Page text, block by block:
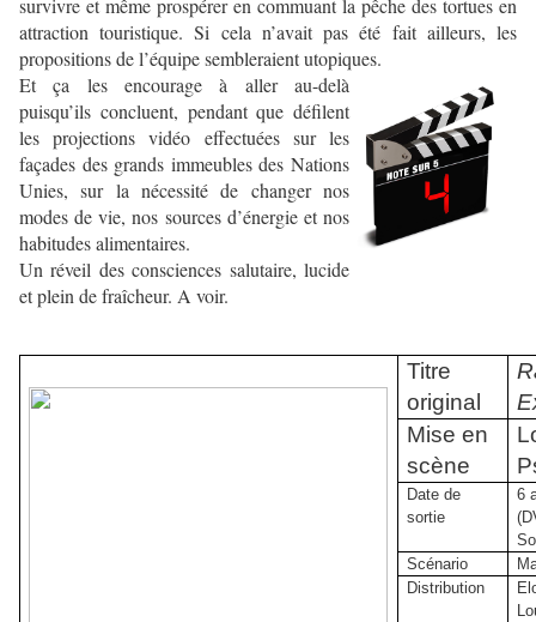
attraction touristique. Si cela n’avait pas été fait ailleurs, les
propositions de l’équipe sembleraient utopiques.
Et ça les encourage à aller au-delà
puisqu’ils concluent, pendant que défilent
les projections vidéo effectuées sur les
façades des grands immeubles des Nations
Unies, sur la nécessité de changer nos
modes de vie, nos sources d’énergie et nos
habitudes alimentaires.
Un réveil des consciences salutaire, lucide
et plein de fraîcheur. A voir.
Titre
original
Mise en
scène
Date de
sortie
6
Scénario
Distribution